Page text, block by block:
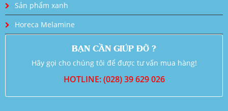
Sản phẩm xanh
Horeca Melamine
BẠN CẦN GIÚP ĐỠ ?
Hãy gọi cho chúng tôi để được tư vấn mua hàng!
HOTLINE: (028) 39 629 026